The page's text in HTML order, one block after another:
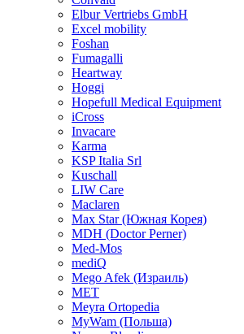
Elbur Vertriebs GmbH
Excel mobility
Foshan
Fumagalli
Heartway
Hoggi
Hopefull Medical Equipment
iCross
Invacare
Karma
KSP Italia Srl
Kuschall
LIW Care
Maclaren
Max Star (Южная Корея)
MDH (Doctor Perner)
Med-Mos
mediQ
Mego Afek (Израиль)
MET
Meyra Ortopedia
MyWam (Польша)